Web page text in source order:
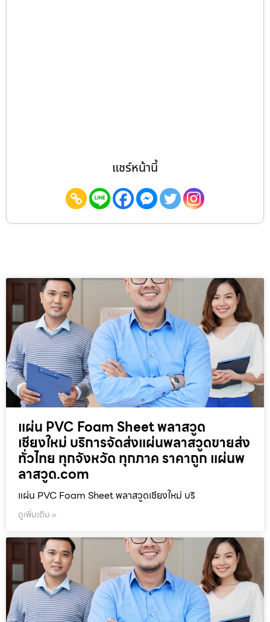
แชร์หน้านี้
แผ่น PVC Foam Sheet พลาสวูด
เชียงใหม่ บริการจัดส่งแผ่นพลาสวูดขายส่ง
ทั่วไทย ทุกจังหวัด ทุกภาค ราคาถูก แผ่นพ
ลาสวูด.com
แผ่น PVC Foam Sheet พลาสวูดเชียงใหม่ บริ
ดูเพิ่มเติม »